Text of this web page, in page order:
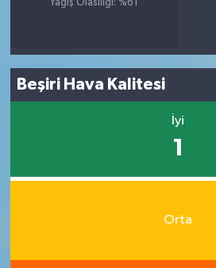
Yağış Olasılığı: %61
Beşiri Hava Kalitesi
İyi
1
Orta